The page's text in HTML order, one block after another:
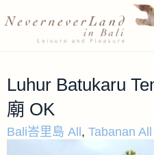
Luhur Batukaru
廟 OK
Bali峇里島 All , Tabanan All